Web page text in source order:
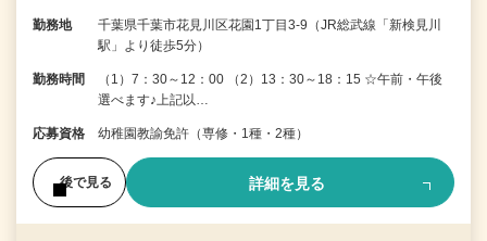
勤務地
千葉県千葉市花見川区花園1丁目3-9（JR総武線「新検見川
駅」より徒歩5分）
勤務時間
（1）7：30～12：00 （2）13：30～18：15 ☆午前・午後
選べます♪上記以…
応募資格 幼稚園教諭免許（専修・1種・2種）
後で見る 詳細を見る